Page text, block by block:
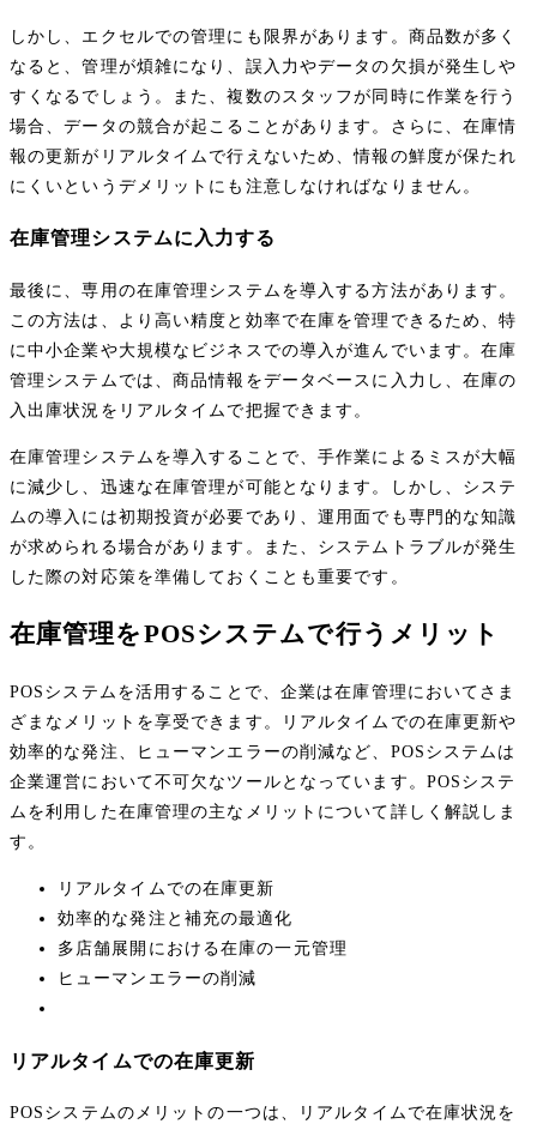
しかし、エクセルでの管理にも限界があります。商品数が多く
なると、管理が煩雑になり、誤入力やデータの欠損が発生しや
すくなるでしょう。また、複数のスタッフが同時に作業を行う
場合、データの競合が起こることがあります。さらに、在庫情
報の更新がリアルタイムで行えないため、情報の鮮度が保たれ
にくいというデメリットにも注意しなければなりません。
在庫管理システムに入力する
最後に、専用の在庫管理システムを導入する方法があります。
この方法は、より高い精度と効率で在庫を管理できるため、特
に中小企業や大規模なビジネスでの導入が進んでいます。在庫
管理システムでは、商品情報をデータベースに入力し、在庫の
入出庫状況をリアルタイムで把握できます。
在庫管理システムを導入することで、手作業によるミスが大幅
に減少し、迅速な在庫管理が可能となります。しかし、システ
ムの導入には初期投資が必要であり、運用面でも専門的な知識
が求められる場合があります。また、システムトラブルが発生
した際の対応策を準備しておくことも重要です。
在庫管理をPOSシステムで行うメリット
POSシステムを活用することで、企業は在庫管理においてさま
ざまなメリットを享受できます。リアルタイムでの在庫更新や
効率的な発注、ヒューマンエラーの削減など、POSシステムは
企業運営において不可欠なツールとなっています。POSシステ
ムを利用した在庫管理の主なメリットについて詳しく解説しま
す。
リアルタイムでの在庫更新
効率的な発注と補充の最適化
多店舗展開における在庫の一元管理
ヒューマンエラーの削減
リアルタイムでの在庫更新
POSシステムのメリットの一つは、リアルタイムで在庫状況を